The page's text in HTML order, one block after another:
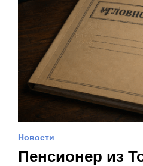
Новости
Пенсионер из